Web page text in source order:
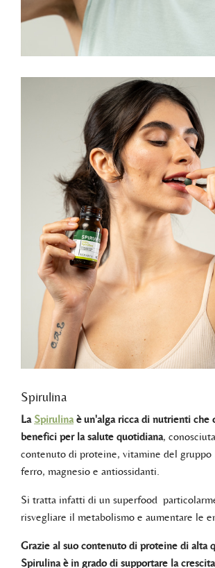
Spirulina
La Spirulinaè un'alga ricca di nutrienti che
benefici per la salute quotidiana,
contenuto di proteine, vitamine del gruppo
ferro, magnesio e antiossidanti.
Si tratta infatti di un superfood
risvegliare il metabolismo e aumentare le
Grazie al suo contenuto di proteine di alta
Spirulina è in grado di supportare la